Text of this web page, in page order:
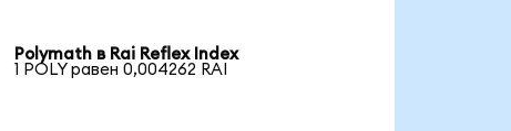
Polymath в Rai Reflex Index
1 POLY равен 0,004262 RAI